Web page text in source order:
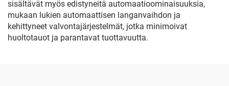
sisältävät myös edistyneitä automaatioominaisuuksia,
mukaan lukien automaattisen langanvaihdon ja
kehittyneet valvontajärjestelmät, jotka minimoivat
huoltotauot ja parantavat tuottavuutta.